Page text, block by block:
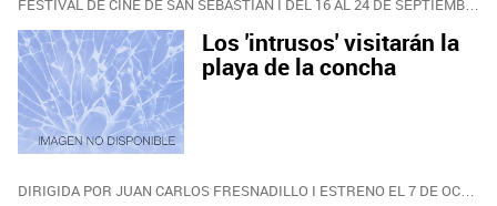
Los 'intrusos' visitarán la
playa de la concha
DIRIGIDA POR JUAN CARLOS FRESNADILLO I ESTRENO EL 7 DE OCTUBRE